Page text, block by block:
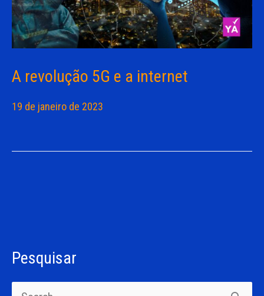
A revolução 5G e a internet
19 de janeiro de 2023
Pesquisar
C
a